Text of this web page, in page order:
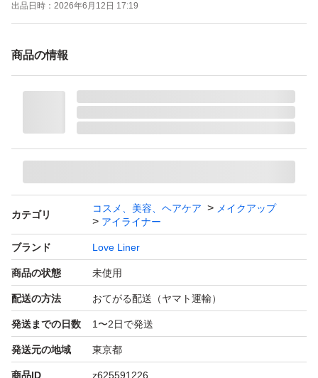
どうぞよろしく
グレージュ）
形状：リキッドタイプ
アイライナー特徴：ウォータープルーフ スマッジプルー
フ お湯で落ちる
セット数：1.0 セット
出品日時： 2026年6月12日 17:19
商品の情報
カテゴリ
コスメ、美容、ヘアケア
メイクアップ
アイライナー
ブランド Love Liner
商品の状態 未使用
配送の方法 おてがる配送（ヤマト運輸）
発送までの日数 1〜2日で発送
発送元の地域 東京都
商品ID z625591226